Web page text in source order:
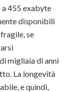
455 exabyte
disponibili
se
migliaia di anni
La longevità
e quindi,